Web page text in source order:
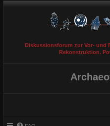
Diskussionsforum zur Vor- und
Rekonstruktion.